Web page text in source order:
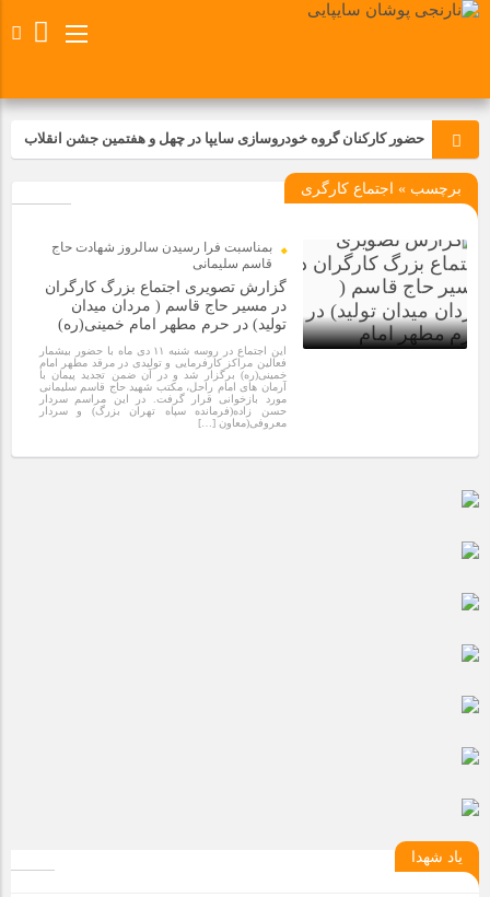
حضور کارکنان گروه خودروسازی سایپا در چهل و هفتمین جشن انقلاب
تجدید بیعت کارکنان شرکت پارس خودرو با آرمان های رهبر کبیر و فقید
مسابقات ورزشی در مگاموتوربا استقبال کارکنان برگزار شد
مراسم عزاداری و ذکرمصیبت سالروز شهادت امام محمدتقی(ع) در
شرکت زامیاد
تجربه‌ای میدانی از صنعت برای دانش‌آموزان فنی‌وحرفه‌ای؛ بازدید
دانش‌آموزان از خطوط تولید مگاموتور
برچسب » اجتماع کارگری
بمناسبت فرا رسیدن سالروز شهادت حاج
قاسم سلیمانی
گزارش تصویری اجتماع بزرگ کارگران
در مسیر حاج قاسم ( مردان میدان
تولید) در حرم مطهر امام خمینی(ره)
این اجتماع در روسه شنبه ۱۱ دی ماه با حضور بیشمار
فعالین مراکز کارفرمایی و تولیدی در مرقد مطهر امام
خمینی(ره) برگزار شد و در آن ضمن تجدید پیمان با
آرمان های امام راحل، مکتب شهید حاج قاسم سلیمانی
مورد بازخوانی قرار گرفت. در این مراسم سردار
حسن زاده(فرمانده سپاه تهران بزرگ) و سردار
معروفی(معاون […]
یاد شهدا